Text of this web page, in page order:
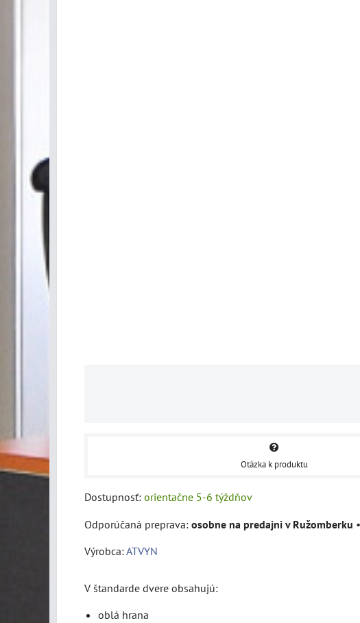
Otázka k produktu
Dostupnosť: orientačne 5-6 týždňov
osobne na predajni v Ružomberku •
Výrobca:ATVYN
V štandarde dvere obsahujú:
oblá hrana